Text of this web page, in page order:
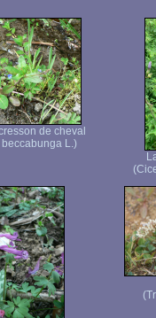
de cheval
L.)